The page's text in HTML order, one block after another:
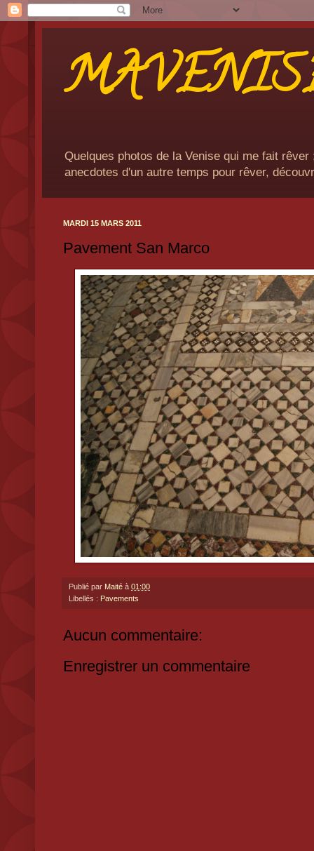
Quelques photos de la Venise qui me fait
anecdotes d'un autre temps pour rêver,
MARDI 15 MARS 2011
Pavement San Marco
Publié par Maité à 01:00
Libellés : Pavements
Aucun commentaire:
Enregistrer un commentaire